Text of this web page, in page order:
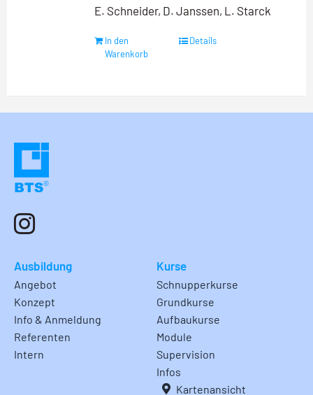
E. Schneider, D. Janssen, L. Starck
In den
Warenkorb
Details
Ausbildung
Angebot
Konzept
Info & Anmeldung
Referenten
Intern
Kurse
Schnupperkurse
Grundkurse
Aufbaukurse
Module
Supervision
Infos
Kartenansicht